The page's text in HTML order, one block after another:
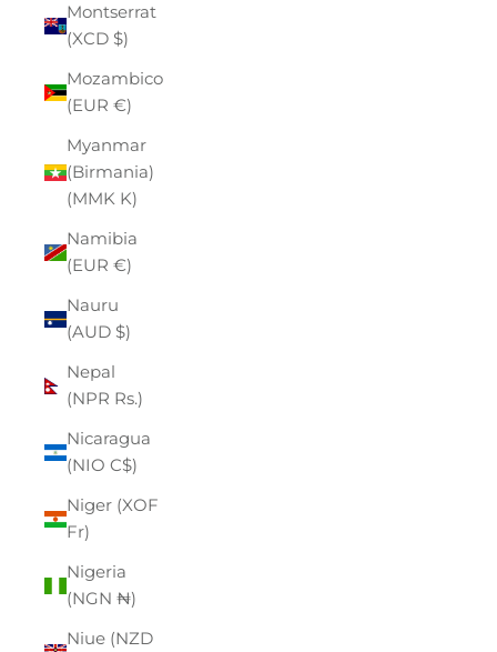
Montserrat
(XCD $)
Mozambico
(EUR €)
Myanmar
(Birmania)
(MMK K)
Namibia
(EUR €)
Nauru
(AUD $)
Nepal
(NPR Rs.)
Nicaragua
(NIO C$)
Niger (XOF
Fr)
Nigeria
(NGN ₦)
Niue (NZD